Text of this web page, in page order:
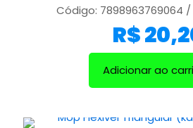
Código: 7898963769064 /
R$
Adicionar ao